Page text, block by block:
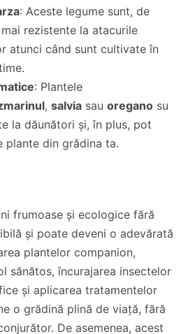
: Aceste legume sunt, de
mai rezistente la atacurile
atunci când sunt cultivate în
: Plantele
, salvia sau oregano su
la dăunători și, în plus, pot
plante din grădina ta.
frumoase și ecologice fără
și poate deveni o adevărată
plantelor companion,
sănătos, încurajarea insectelor
și aplicarea tratamentelor
o grădină plină de viață, fără
De asemenea, acest